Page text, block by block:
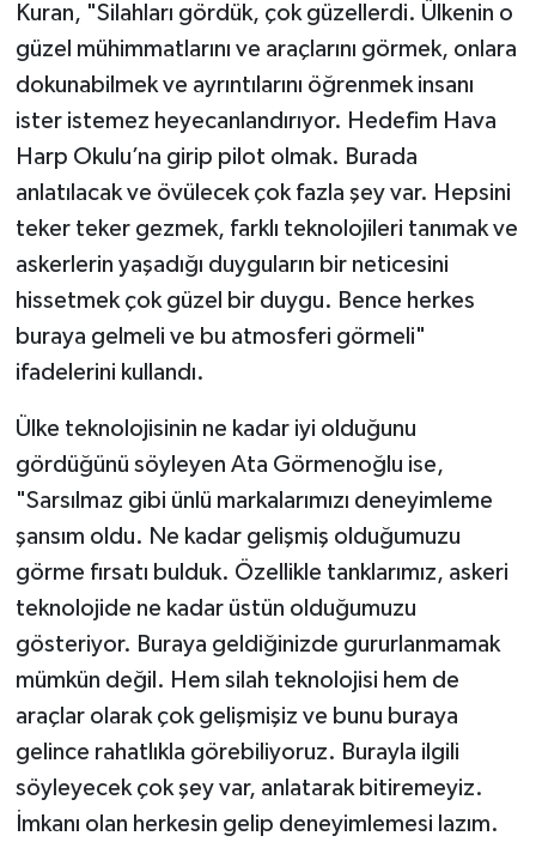
Kuran, "Silahları gördük, çok güzellerdi. Ülkenin o
güzel mühimmatlarını ve araçlarını görmek, onlara
dokunabilmek ve ayrıntılarını öğrenmek insanı
ister istemez heyecanlandırıyor. Hedefim Hava
Harp Okulu’na girip pilot olmak. Burada
anlatılacak ve övülecek çok fazla şey var. Hepsini
teker teker gezmek, farklı teknolojileri tanımak ve
askerlerin yaşadığı duyguların bir neticesini
hissetmek çok güzel bir duygu. Bence herkes
buraya gelmeli ve bu atmosferi görmeli"
ifadelerini kullandı.
Ülke teknolojisinin ne kadar iyi olduğunu
gördüğünü söyleyen Ata Görmenoğlu ise,
"Sarsılmaz gibi ünlü markalarımızı deneyimleme
şansım oldu. Ne kadar gelişmiş olduğumuzu
görme fırsatı bulduk. Özellikle tanklarımız, askeri
teknolojide ne kadar üstün olduğumuzu
gösteriyor. Buraya geldiğinizde gururlanmamak
mümkün değil. Hem silah teknolojisi hem de
araçlar olarak çok gelişmişiz ve bunu buraya
gelince rahatlıkla görebiliyoruz. Burayla ilgili
söyleyecek çok şey var, anlatarak bitiremeyiz.
İmkanı olan herkesin gelip deneyimlemesi lazım.